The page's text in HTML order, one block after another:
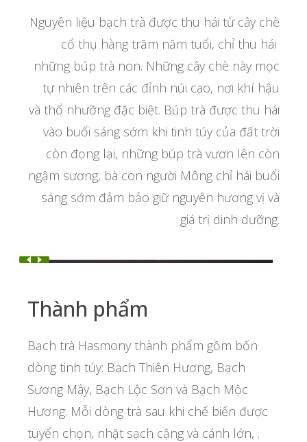
Nguyên liệu bạch trà được thu hái từ cây chè
cổ thụ hàng trăm năm tuổi, chỉ thu hái
những búp trà non. Những cây chè này mọc
tự nhiên trên các đỉnh núi cao, nơi khí hậu
và thổ nhưỡng đặc biệt. Búp trà được thu hái
vào buổi sáng sớm khi tinh túy của đất trời
còn đọng lại, những búp trà vươn lên còn
ngậm sương, bà con người Mông chỉ hái buổi
sáng sớm đảm bảo giữ nguyên hương vị và
giá trị dinh dưỡng.
Thành phẩm
Bạch trà Hasmony thành phẩm gồm bốn
dòng tinh túy: Bạch Thiên Hương, Bạch
Sương Mây, Bạch Lộc Sơn và Bạch Mộc
Hương. Mỗi dòng trà sau khi chế biến được
tuyển chọn, nhặt sạch cậng và cánh lớn, .